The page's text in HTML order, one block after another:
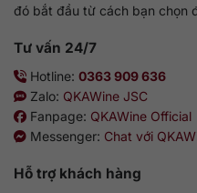
đó bắt đầu từ cách bạn chọn
Tư vấn 24/7
Hotline: 0363 909 636
Zalo: QKAWine JSC
Fanpage: QKAWine Official
Messenger: Chat với
Hỗ trợ khách hàng